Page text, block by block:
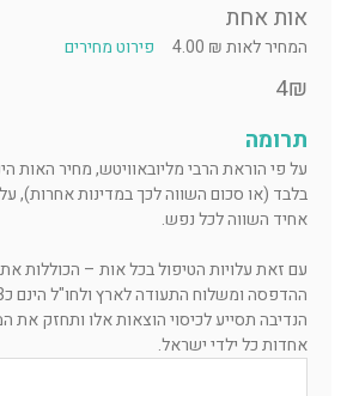
אות אחת
המחיר לאות ₪ 4.00 פירוט מחירים
4₪
תרומה
על פי הוראת הרבי מליובאוויטש, מחיר האות
בלבד (או סכום השווה לכך במדינות אחרות),
אחיד השווה לכל נפש.
עם זאת עלויות הטיפול בכל אות – הכוללות
הנדיבה תסייע לכיסוי הוצאות אלו ותחזק
אחדות כל ילדי ישראל.